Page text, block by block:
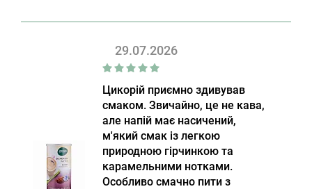
29.07.2026
Цикорій приємно здивував
смаком. Звичайно, це не кава,
але напій має насичений,
м'який смак із легкою
природною гірчинкою та
карамельними нотками.
Особливо смачно пити з